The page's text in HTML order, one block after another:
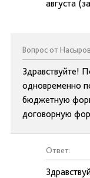
августа
Вопрос от
Здравствуйте!
одновременно
бюджетную
договорную
Ответ: